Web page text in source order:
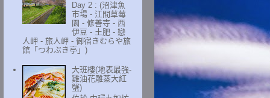
Day 2 : (沼津魚
市場 - 江間草莓
園 - 修善寺 - 西
伊豆 - 土肥 - 戀
人岬 - 旅人岬 - 御宿きむらや旅
館「つわぶき亭」)
大班樓(地表最強-
雞油花雕蒸大紅
蟹)